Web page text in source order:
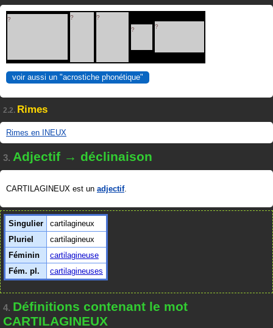
? ?
?
?
?
voir aussi un "acrostiche phonétique"
2.2. Rimes
Rimes en INEUX
3. Adjectif → déclinaison
CARTILAGINEUX est un adjectif.
Singulier
cartilagineux
Pluriel
cartilagineux
Féminin
cartilagineuse
Fém. pl.
cartilagineuses
4. Définitions contenant le mot
CARTILAGINEUX